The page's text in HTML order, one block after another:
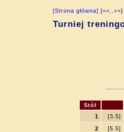
[Strona główna] [<< >>]
Turniej
Stół
1
[3.5]
2
[5.5]